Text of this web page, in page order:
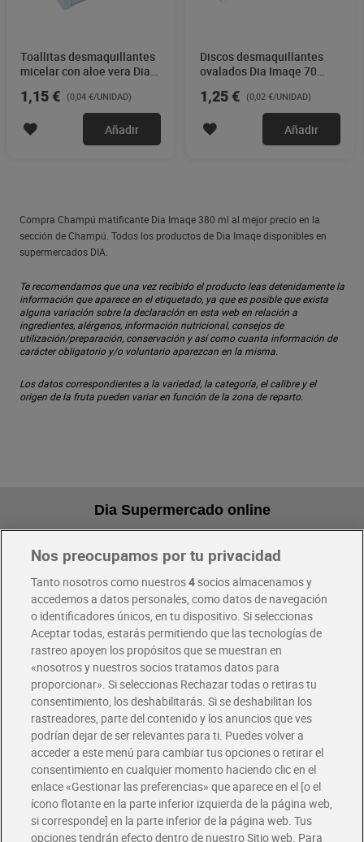
Toallitas desmaquillantes
micelar con aloe vera Dia
1,15 € (0,04 €/UNIDAD)
Añadir
Discos desmaquillantes
ovalados Dia Imaqe 70
1,25 € (0,02 €/UNIDAD)
Añadir
Compra Champú matificante Dia Imaqe 380 ml al mejor precio en la
sección de Champú. Todos los productos de Dia Imaqe disponibles en
supermercados DIA.
Te recomendamos que una vez recibido el producto leas detenidamente la
información que aparece en el etiquetado, ya que es posible que exista
alguna variación sobre la declaración en esta web en relación a
ingredientes, alérgenos, información nutricional, consejos de
utilización/preparación, conservación y así como cuanta información de
carácter obligatorio y/o voluntario aparezcan en la misma.
Los datos correspondientes a la variedad, la categoría, el calibre y el
origen de la fruta pueden variar en función de la zona de reparto.
Dia Supermercado online
Pide hoy, recibe hoy
Envío gratis por compras superiores a 100€
Envío estandar por 4,99€
Glovo y Uber Eats
Solicita tu factura de Glovo o Uber Eats
Únete al CLUB Dia
Disfruta las ventajas y ofertas exclusivas.
Descárgate la APP Dia
Folletos y Tiendas
Descubre las mejores ofertas y busca tu tienda más cercana
Nos preocupamos por tu privacidad
Tanto nosotros como nuestros4socios almacenamos y
accedemos a datos personales, como datos de navegación
o identificadores únicos, en tu dispositivo. Si seleccionas
Aceptar todas, estarás permitiendo que las tecnologías de
rastreo apoyen los propósitos que se muestran en
«nosotros y nuestros socios tratamos datos para
proporcionar». Si seleccionas Rechazar todas o retiras tu
consentimiento, los deshabilitarás. Si se deshabilitan los
rastreadores, parte del contenido y los anuncios que ves
podrían dejar de ser relevantes para ti. Puedes volver a
acceder a este menú para cambiar tus opciones o retirar el
consentimiento en cualquier momento haciendo clic en el
enlace «Gestionar las preferencias» que aparece en el [o el
ícono flotante en la parte inferior izquierda de la página web,
si corresponde] en la parte inferior de la página web. Tus
opciones tendrán efecto dentro de nuestro Sitio web. Para